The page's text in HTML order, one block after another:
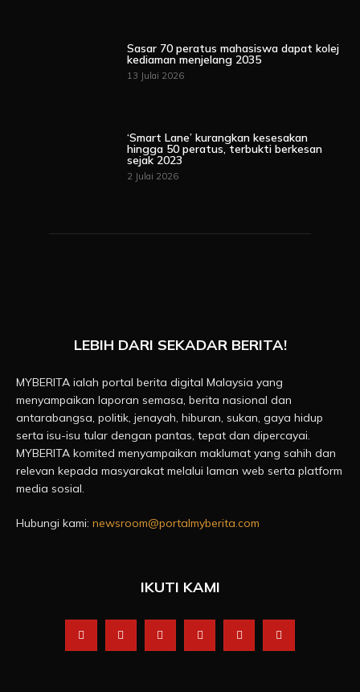
Sasar 70 peratus mahasiswa dapat kolej
kediaman menjelang 2035
13 Julai 2026
‘Smart Lane’ kurangkan kesesakan
hingga 50 peratus, terbukti berkesan
sejak 2023
2 Julai 2026
LEBIH DARI SEKADAR BERITA!
MYBERITA ialah portal berita digital Malaysia yang
menyampaikan laporan semasa, berita nasional dan
antarabangsa, politik, jenayah, hiburan, sukan, gaya hidup
serta isu-isu tular dengan pantas, tepat dan dipercayai.
MYBERITA komited menyampaikan maklumat yang sahih dan
relevan kepada masyarakat melalui laman web serta platform
media sosial.
Hubungi kami: newsroom@portalmyberita.com
IKUTI KAMI